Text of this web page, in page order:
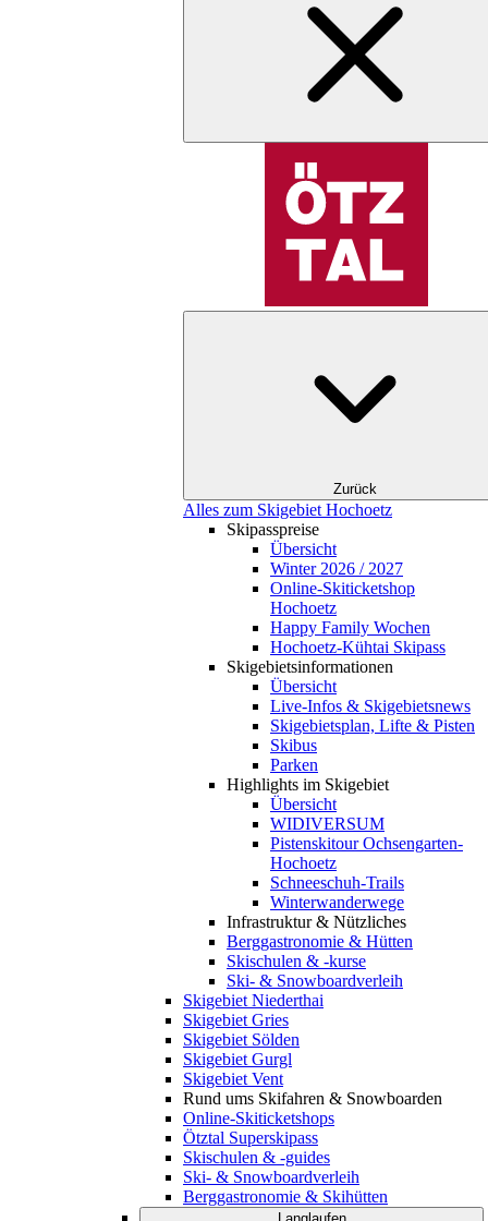
Zurück
Alles zum Skigebiet Hochoetz
Skipasspreise
Übersicht
Winter 2026 / 2027
Online-Skiticketshop
Hochoetz
Happy Family Wochen
Hochoetz-Kühtai Skipass
Skigebietsinformationen
Übersicht
Live-Infos & Skigebietsnews
Skigebietsplan, Lifte & Pisten
Skibus
Parken
Highlights im Skigebiet
Übersicht
WIDIVERSUM
Pistenskitour Ochsengarten-
Hochoetz
Schneeschuh-Trails
Winterwanderwege
Infrastruktur & Nützliches
Berggastronomie & Hütten
Skischulen & -kurse
Ski- & Snowboardverleih
Skigebiet Niederthai
Skigebiet Gries
Skigebiet Sölden
Skigebiet Gurgl
Skigebiet Vent
Rund ums Skifahren & Snowboarden
Online-Skiticketshops
Ötztal Superskipass
Skischulen & -guides
Ski- & Snowboardverleih
Berggastronomie & Skihütten